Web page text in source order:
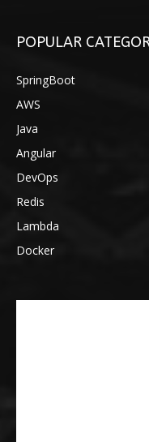
POPULAR
SpringBoot
AWS
Java
Angular
DevOps
Redis
Lambda
Docker